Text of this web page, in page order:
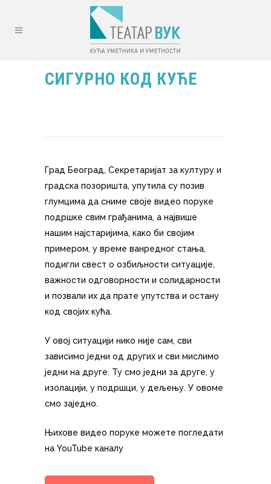
СИГУРНО КОД КУЋЕ
Град Београд, Секретаријат за културу и
градска позоришта, упутила су позив
глумцима да сниме своје видео поруке
подршке свим грађанима, а највише
нашим најстаријима, како би својим
примером, у време ванредног стања,
подигли свест о озбиљности ситуације,
важности одговорности и солидарности
и позвали их да прате упутства и остану
код својих кућа.
У овој ситуацији нико није сам, сви
зависимо једни од других и сви мислимо
једни на друге. Ту смо једни за друге, у
изолацији, у подршци, у дељењу. У овоме
смо заједно.
Њихове видео поруке можете погледати
на YouTube каналу